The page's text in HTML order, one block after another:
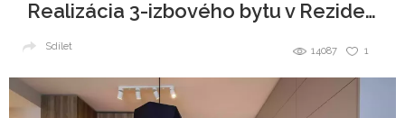
Realizácia 3-izbového bytu v Rezidencie Pri mýte
1
14087
Sdílet